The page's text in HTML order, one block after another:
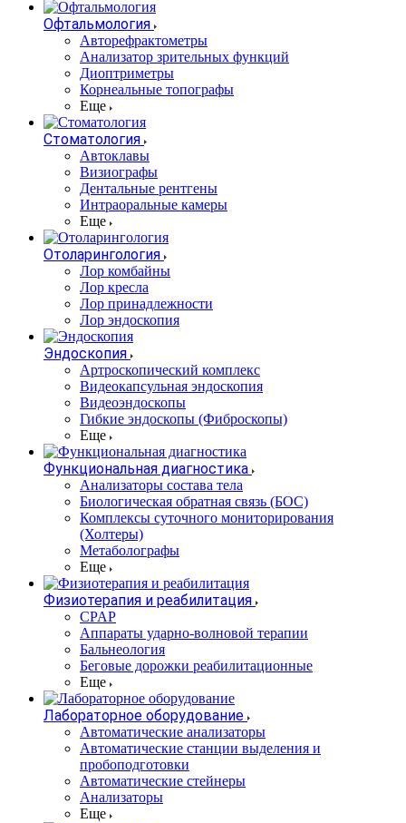
Офтальмология
Авторефрактометры
Анализатор зрительных функций
Диоптриметры
Корнеальные топографы
Еще
Стоматология
Автоклавы
Визиографы
Дентальные рентгены
Интраоральные камеры
Еще
Отоларингология
Лор комбайны
Лор кресла
Лор принадлежности
Лор эндоскопия
Эндоскопия
Артроскопический комплекс
Видеокапсульная эндоскопия
Видеоэндоскопы
Гибкие эндоскопы (Фиброcкопы)
Еще
Функциональная диагностика
Анализаторы состава тела
Биологическая обратная связь (БОС)
Комплексы суточного мониторирования
(Холтеры)
Метаболографы
Еще
Физиотерапия и реабилитация
CPAP
Аппараты ударно-волновой терапии
Бальнеология
Беговые дорожки реабилитационные
Еще
Лабораторное оборудование
Автоматические анализаторы
Автоматические станции выделения и
пробоподготовки
Автоматические стейнеры
Анализаторы
Еще